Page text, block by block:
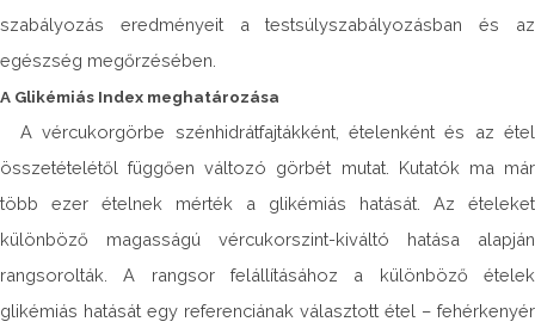
szabályozás eredményeit a testsúlyszabályozásban és az
egészség megőrzésében.
A Glikémiás Index meghatározása
A vércukorgörbe szénhidrátfajtákként, ételenként és az étel
összetételétől függően változó görbét mutat. Kutatók ma már
több ezer ételnek mérték a glikémiás hatását. Az ételeket
különböző magasságú vércukorszint-kiváltó hatása alapján
rangsorolták. A rangsor felállításához a különböző ételek
glikémiás hatását egy referenciának választott étel – fehérkenyér